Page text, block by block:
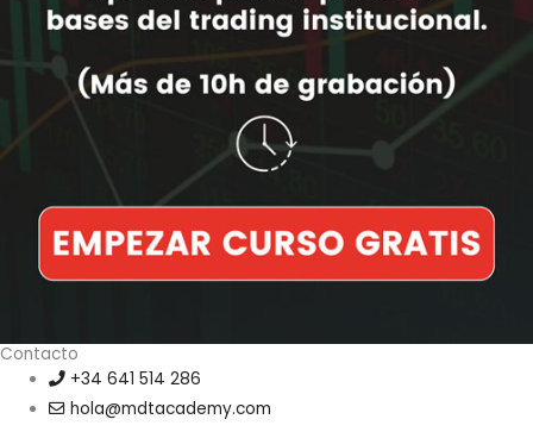
Contacto
+34 641 514 286
hola@mdtacademy.com